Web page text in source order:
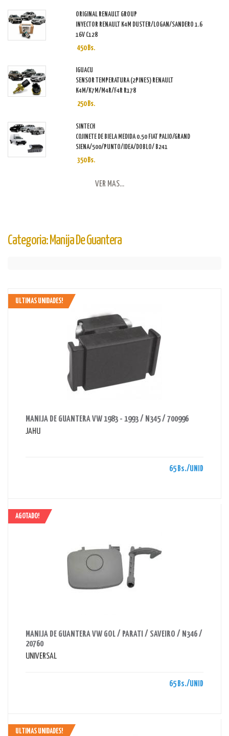
ORIGINAL RENAULT GROUP
INYECTOR RENAULT K4M DUSTER/LOGAN/SANDERO 1.6
16V C128
450 Bs.
IGUACU
SENSOR TEMPERATURA (2PINES) RENAULT
K4M/K7M/M4R/F4R R178
250 Bs.
SINTECH
COJINETE DE BIELA MEDIDA 0.50 FIAT PALIO/GRAND
SIENA/500/PUNTO/IDEA/DOBLO/ B241
350 Bs.
VER MAS...
Categoria: Manija De Guantera
ULTIMAS UNIDADES!
MANIJA DE GUANTERA VW 1983 - 1993 / N345 / 700996
JAHU
65 Bs./UNID
AGOTADO!
MANIJA DE GUANTERA VW GOL / PARATI / SAVEIRO / N346 /
20760
UNIVERSAL
65 Bs./UNID
ULTIMAS UNIDADES!